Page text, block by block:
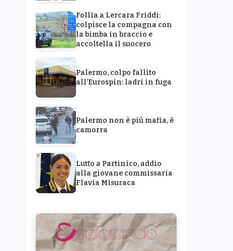
Follia a Lercara Friddi:
colpisce la compagna con
la bimba in braccio e
accoltella il suocero
Palermo, colpo fallito
all’Eurospin: ladri in fuga
Palermo non è più mafia, è
camorra
Lutto a Partinico, addio
alla giovane commissaria
Flavia Misuraca